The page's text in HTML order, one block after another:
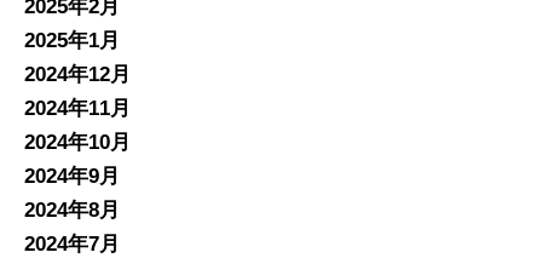
2025年2月
2025年1月
2024年12月
2024年11月
2024年10月
2024年9月
2024年8月
2024年7月